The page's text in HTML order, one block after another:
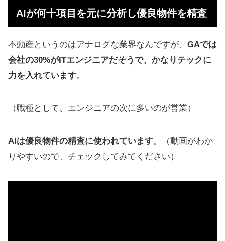
AIが何十項目を元に分析し優良物件を精査
不動産というのはアナログな業界なんですが、 GAでは
会社の30%がITエンジニアだそうで、かなりテックに
力を入れています。
（職種として、エンジニアの次に多いのが営業）
AIは優良物件の精査に使われています。（動画がわか
りやすいので、チェックしてみてください）